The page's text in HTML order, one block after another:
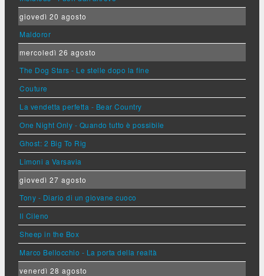
giovedì 20 agosto
Maldoror
mercoledì 26 agosto
The Dog Stars - Le stelle dopo la fine
Couture
La vendetta perfetta - Bear Country
One Night Only - Quando tutto è possibile
Ghost: 2 Big To Rig
Limoni a Varsavia
giovedì 27 agosto
Tony - Diario di un giovane cuoco
Il Cileno
Sheep in the Box
Marco Bellocchio - La porta della realtà
venerdì 28 agosto